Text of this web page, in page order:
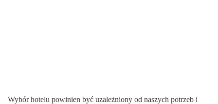
Wybór hotelu powinien być uzależniony od naszych potrzeb i